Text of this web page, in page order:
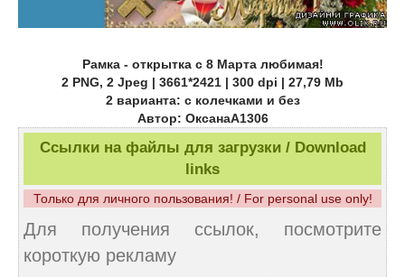
Рамка - открытка с 8 Марта любимая!
2 PNG, 2 Jpeg | 3661*2421 | 300 dpi | 27,79 Mb
2 варианта: с колечками и без
Автор: ОксанаА1306
Ссылки на файлы для загрузки / Download
links
Только для личного пользования! / For personal use only!
Для получения ссылок, посмотрите
короткую рекламу